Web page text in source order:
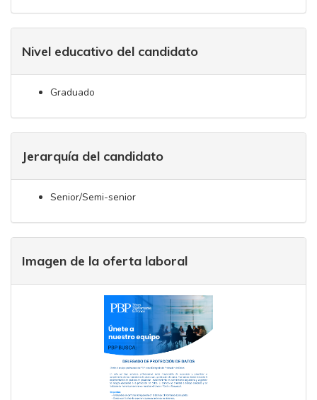
Nivel educativo del candidato
Graduado
Jerarquía del candidato
Senior/Semi-senior
Imagen de la oferta laboral